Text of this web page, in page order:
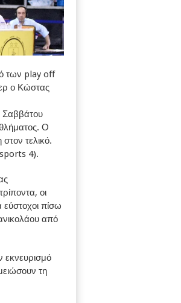
των play off
ο Κώστας
Σαββάτου
Ο
τελικό.
4).
οι
πίσω
από
εκνευρισμό
τη